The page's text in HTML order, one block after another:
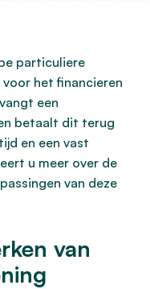
particuliere
het financieren
een
betaalt dit terug
en een vast
u meer over de
van deze
van